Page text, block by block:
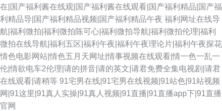
在|国产福利酱在线观|国产福利酱在线观看|国产福利精品|国产福
利精品导|国产福利精品视频|国产福利精品午夜 福利网址在线导
航|福利微拍|福利微拍陈可心|福利微拍导航|福利微拍伦理|福利
微拍在线导航|福利五区|福利午夜|福利午夜理论片|福利午夜探花
情色电影网站|情色五月天网址|情事视频在线观看|情一色一乱一
伦|情欲电车2伦理|请的拼音|请的英文|请君免费全集电视剧|请君
在线观看|请稍等 91宅男在线|91宅男在线视频|91站色|91站视频
网|91这里|91真人实操|91真人视频|91直播|91直播app下|91直播
官网